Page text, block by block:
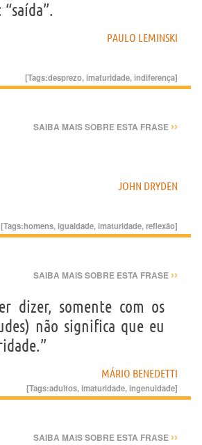
PAULO LEMINSKI
[Tags:desprezo,imaturidade,indiferença]
SAIBA MAIS SOBRE ESTA FRASE ››
JOHN DRYDEN
[Tags:homens,igualdade,imaturidade,reflexão]
SAIBA MAIS SOBRE ESTA FRASE ››
dizer, somente com os
não significa que eu
MÁRIO BENEDETTI
[Tags:adultos,imaturidade,ingenuidade]
SAIBA MAIS SOBRE ESTA FRASE ››